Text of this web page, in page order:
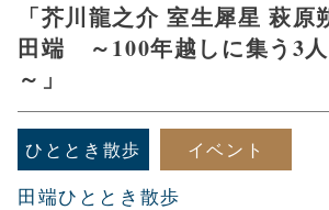
「芥川龍之介 室生犀星 萩原
田端 ～100年越しに集う3
～」
ひととき散歩 イベント
田端ひととき散歩